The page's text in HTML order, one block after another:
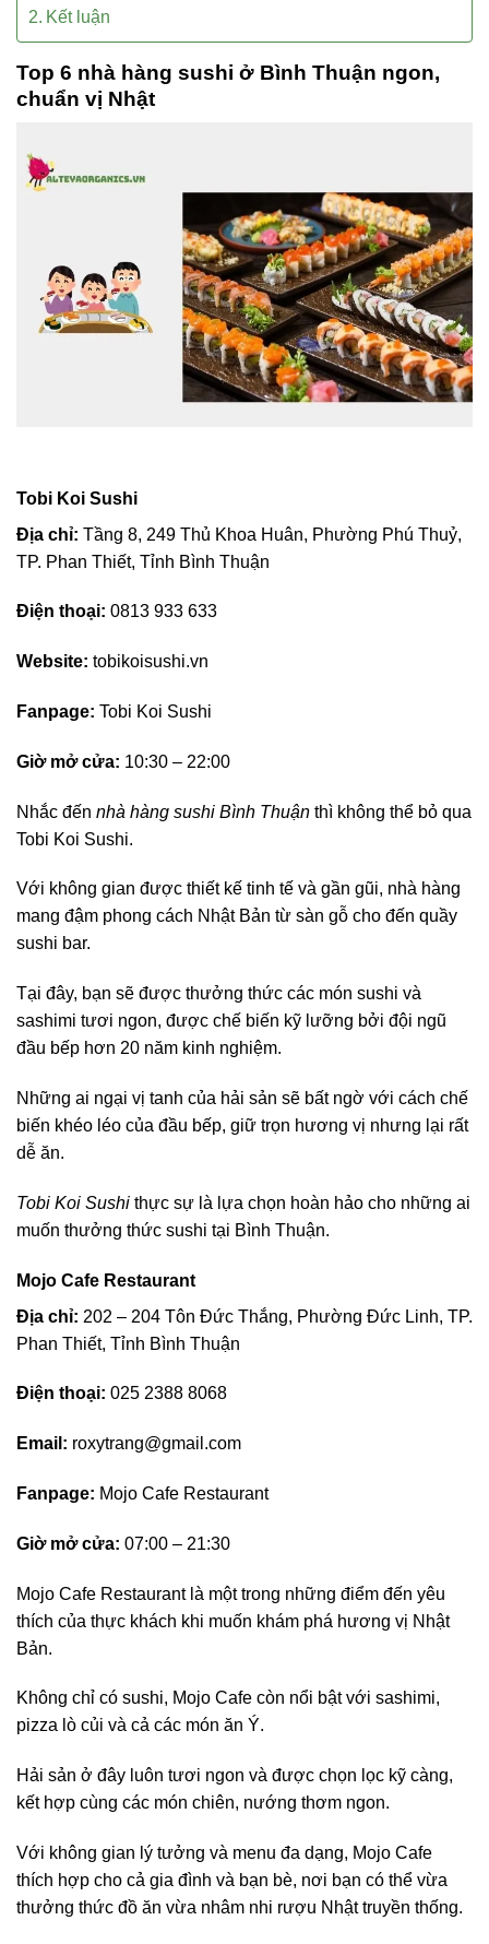
Kết luận
Top 6 nhà hàng sushi ở Bình Thuận ngon,
chuẩn vị Nhật
Tobi Koi Sushi
Địa chỉ: Tầng 8, 249 Thủ Khoa Huân, Phường Phú Thuỷ,
TP. Phan Thiết, Tỉnh Bình Thuận
Điện thoại: 0813 933 633
Website: tobikoisushi.vn
Fanpage: Tobi Koi Sushi
Giờ mở cửa: 10:30 – 22:00
Nhắc đến nhà hàng sushi Bình Thuận thì không thể bỏ qua
Tobi Koi Sushi.
Với không gian được thiết kế tinh tế và gần gũi, nhà hàng
mang đậm phong cách Nhật Bản từ sàn gỗ cho đến quầy
sushi bar.
Tại đây, bạn sẽ được thưởng thức các món sushi và
sashimi tươi ngon, được chế biến kỹ lưỡng bởi đội ngũ
đầu bếp hơn 20 năm kinh nghiệm.
Những ai ngại vị tanh của hải sản sẽ bất ngờ với cách chế
biến khéo léo của đầu bếp, giữ trọn hương vị nhưng lại rất
dễ ăn.
Tobi Koi Sushi thực sự là lựa chọn hoàn hảo cho những ai
muốn thưởng thức sushi tại Bình Thuận.
Mojo Cafe Restaurant
Địa chỉ: 202 – 204 Tôn Đức Thắng, Phường Đức Linh, TP.
Phan Thiết, Tỉnh Bình Thuận
Điện thoại: 025 2388 8068
Email: roxytrang@gmail.com
Fanpage: Mojo Cafe Restaurant
Giờ mở cửa: 07:00 – 21:30
Mojo Cafe Restaurant là một trong những điểm đến yêu
thích của thực khách khi muốn khám phá hương vị Nhật
Bản.
Không chỉ có sushi, Mojo Cafe còn nổi bật với sashimi,
pizza lò củi và cả các món ăn Ý.
Hải sản ở đây luôn tươi ngon và được chọn lọc kỹ càng,
kết hợp cùng các món chiên, nướng thơm ngon.
Với không gian lý tưởng và menu đa dạng, Mojo Cafe
thích hợp cho cả gia đình và bạn bè, nơi bạn có thể vừa
thưởng thức đồ ăn vừa nhâm nhi rượu Nhật truyền thống.